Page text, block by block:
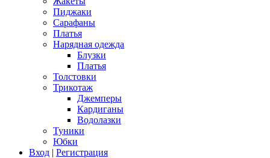
Пиджаки
Сарафаны
Платья
Нарядная одежда
Блузки
Платья
Толстовки
Трикотаж
Джемперы
Кардиганы
Водолазки
Туники
Юбки
Вход | Регистрация